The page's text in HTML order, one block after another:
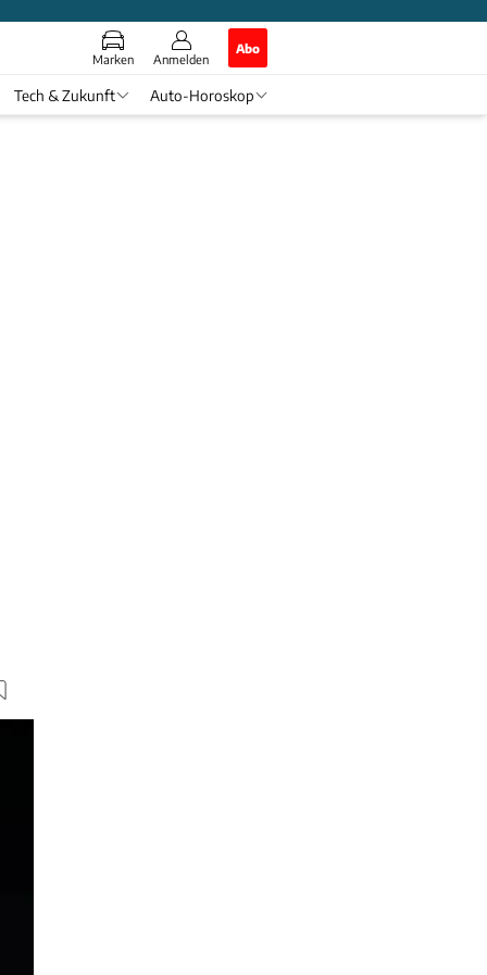
Marken Anmelden
Abo
Tech & Zukunft Auto-Horoskop